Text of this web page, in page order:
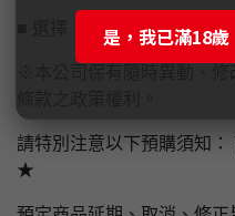
■ 選擇【實體門市自取】請
請特別注意以下預購須知
★
是，我已滿18歲